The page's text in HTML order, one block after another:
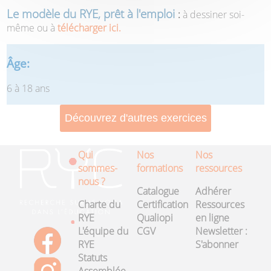
Le modèle du RYE, prêt à l'emploi : à dessiner soi-
même ou àtélécharger ici.
Âge:
6 à 18 ans
Qui
sommes-
nous ?
Charte du
RYE
L'équipe du
RYE
Statuts
Nos
formations
Catalogue
Certification
Qualiopi
CGV
Nos
ressources
Adhérer
Ressources
en ligne
Newsletter :
S'abonner